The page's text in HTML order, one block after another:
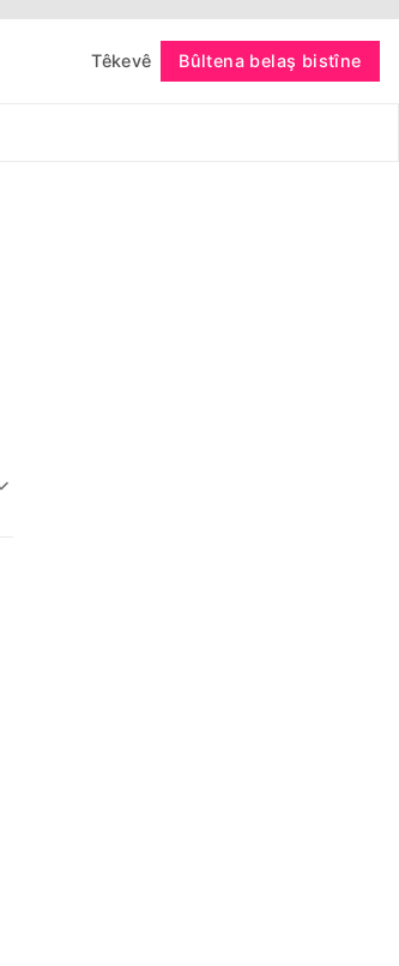
Têkevê Bûltena belaş bistîne
bişopîne